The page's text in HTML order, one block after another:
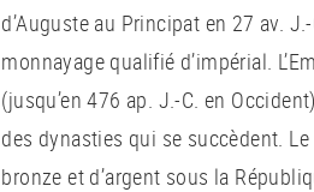
d’Auguste au Principat en 27 av.
monnayage qualifié d’impérial.
(jusqu’en 476 ap. J.-C. en
des dynasties qui se succèdent.
bronze et d’argent sous la